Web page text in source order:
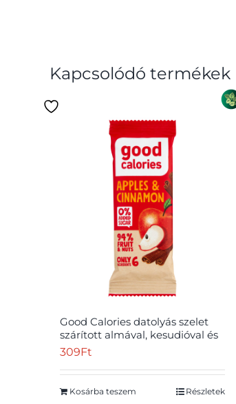
Kapcsolódó termékek
Good Calories datolyás szelet
szárított almával, kesudióval és
fahéjjal 35 g
309Ft
Kosárba teszem Részletek